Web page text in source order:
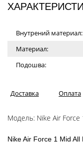
Внутрений материал:
Материал:
Подошва:
Доставка Оплата
Модель: Nike Air Force
Nike Air Force 1 Mid